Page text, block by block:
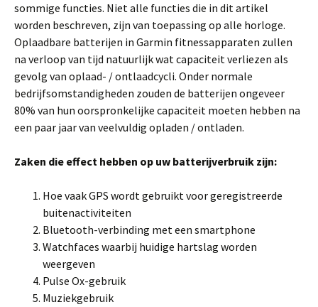
sommige functies. Niet alle functies die in dit artikel
worden beschreven, zijn van toepassing op alle horloge.
Oplaadbare batterijen in Garmin fitnessapparaten zullen
na verloop van tijd natuurlijk wat capaciteit verliezen als
gevolg van oplaad- / ontlaadcycli. Onder normale
bedrijfsomstandigheden zouden de batterijen ongeveer
80% van hun oorspronkelijke capaciteit moeten hebben na
een paar jaar van veelvuldig opladen / ontladen.
Zaken die effect hebben op uw batterijverbruik zijn:
Hoe vaak GPS wordt gebruikt voor geregistreerde
buitenactiviteiten
Bluetooth-verbinding met een smartphone
Watchfaces waarbij huidige hartslag worden
weergeven
Pulse Ox-gebruik
Muziekgebruik